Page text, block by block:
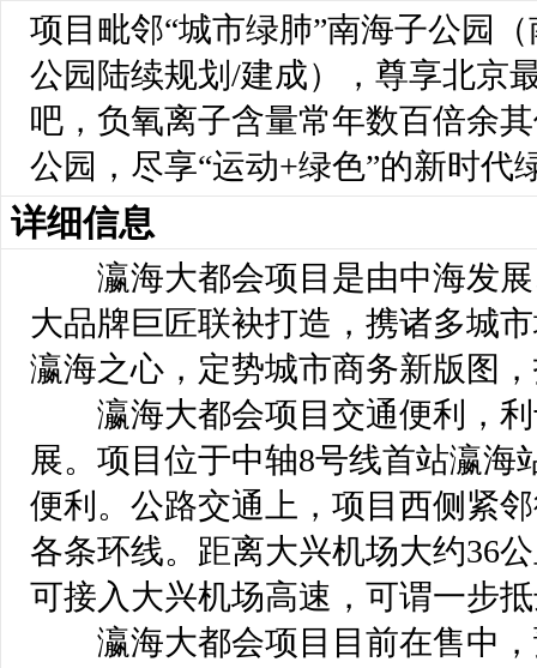
项目毗邻“城市绿肺”南海子公园
公园陆续规划/建成），尊享北京
吧，负氧离子含量常年数百倍余
公园，尽享“运动+绿色”的新时代
详细信息
瀛海大都会项目是由中海发展
大品牌巨匠联袂打造，携诸多城
瀛海之心，定势城市商务新版图
瀛海大都会项目交通便利，利
展。项目位于中轴8号线首站瀛海
便利。公路交通上，项目西侧紧
各条环线。距离大兴机场大约36
可接入大兴机场高速，可谓一步
瀛海大都会项目目前在售中，